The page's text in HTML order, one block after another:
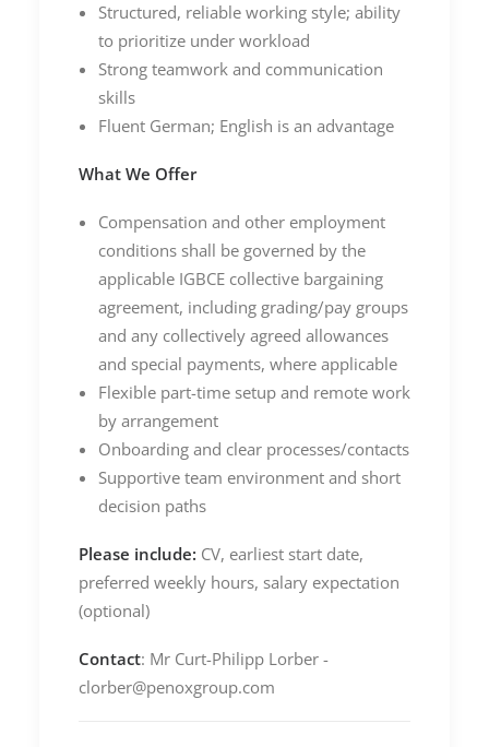
Structured, reliable working style; ability
to prioritize under workload
Strong teamwork and communication
skills
Fluent German; English is an advantage
What We Offer
Compensation and other employment
conditions shall be governed by the
applicable IGBCE collective bargaining
agreement, including grading/pay groups
and any collectively agreed allowances
and special payments, where applicable
Flexible part-time setup and remote work
by arrangement
Onboarding and clear processes/contacts
Supportive team environment and short
decision paths
Please include: CV, earliest start date,
preferred weekly hours, salary expectation
(optional)
Contact: Mr Curt-Philipp Lorber -
clorber@penoxgroup.com